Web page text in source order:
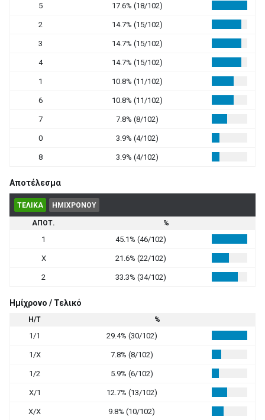
5 17.6% (18/102)
2 14.7% (15/102)
3 14.7% (15/102)
4 14.7% (15/102)
1 10.8% (11/102)
6 10.8% (11/102)
7 7.8% (8/102)
0 3.9% (4/102)
8 3.9% (4/102)
Αποτέλεσμα
ΤΕΛΙΚΑ ΗΜΙΧΡΟΝΟΥ
ΑΠΟΤ. %
1 45.1% (46/102)
X 21.6% (22/102)
2 33.3% (34/102)
Ημίχρονο / Τελικό
Η/Τ %
1/1 29.4% (30/102)
1/X 7.8% (8/102)
1/2 5.9% (6/102)
X/1 12.7% (13/102)
X/X 9.8% (10/102)